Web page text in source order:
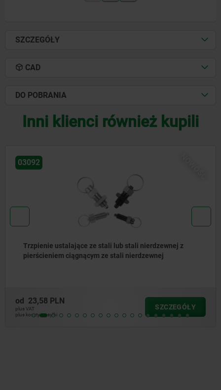
SZCZEGÓŁY
CAD
DO POBRANIA
Inni klienci również kupili
03096
Trzpienie ustalające ze stali lub stali nierdzewnej bez
kołnierza z pierścieniem ciągnącym ze stali
od25,35 PLN
plus VAT
plus koszty wysyłki
SZCZEGÓŁY